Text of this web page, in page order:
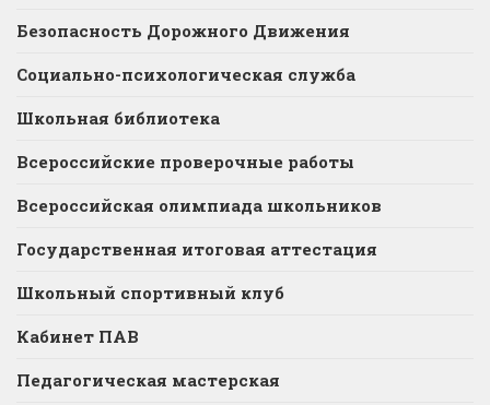
Безопасность Дорожного Движения
Социально-психологическая служба
Школьная библиотека
Всероссийские проверочные работы
Всероссийская олимпиада школьников
Государственная итоговая аттестация
Школьный спортивный клуб
Кабинет ПАВ
Педагогическая мастерская